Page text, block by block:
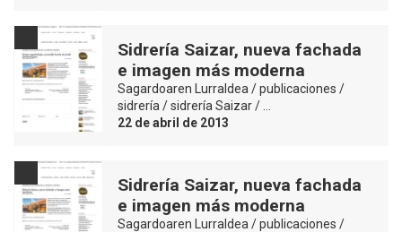
Sidrería Saizar, nueva fachada
e imagen más moderna
Sagardoaren Lurraldea / publicaciones /
sidrería / sidrería Saizar / …
22 de abril de 2013
Sidrería Saizar, nueva fachada
e imagen más moderna
Sagardoaren Lurraldea / publicaciones /